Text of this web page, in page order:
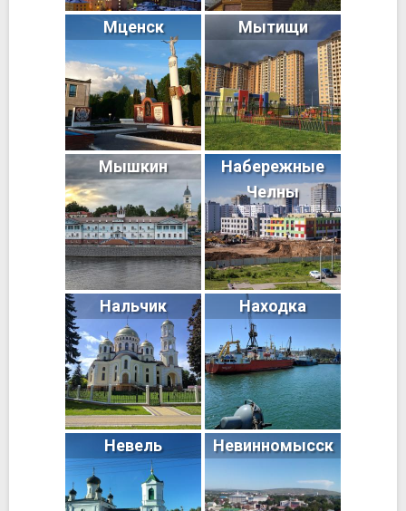
Мценск Мытищи
Мышкин
Набережные
Челны
Нальчик Находка
Невель Невинномысск